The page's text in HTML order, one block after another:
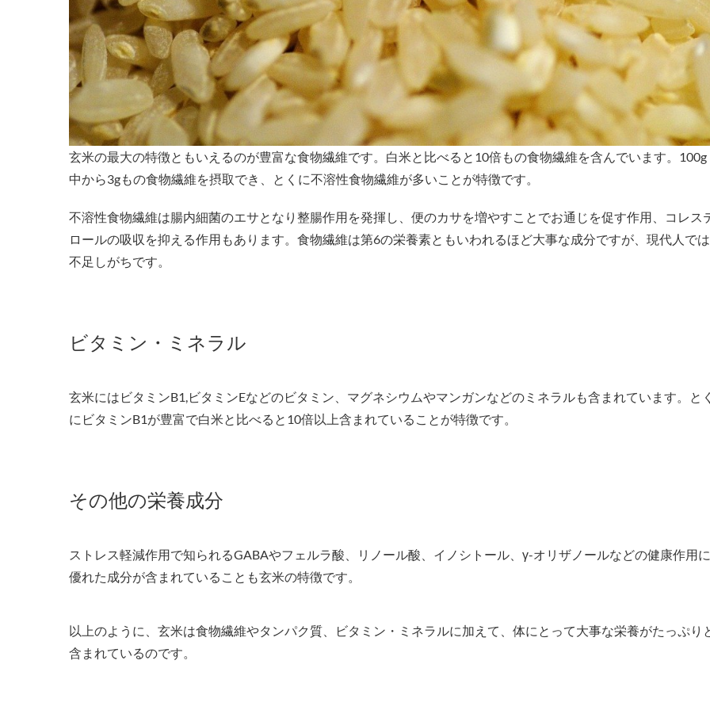
玄米の最大の特徴ともいえるのが豊富な食物繊維です。白米と比べると10倍もの食物繊維を含んでいます。100g
中から3gもの食物繊維を摂取でき、とくに不溶性食物繊維が多いことが特徴です。
不溶性食物繊維は腸内細菌のエサとなり整腸作用を発揮し、便のカサを増やすことでお通じを促す作用、コレス
ロールの吸収を抑える作用もあります。食物繊維は第6の栄養素ともいわれるほど大事な成分ですが、現代人では
不足しがちです。
ビタミン・ミネラル
玄米にはビタミンB1,ビタミンEなどのビタミン、マグネシウムやマンガンなどのミネラルも含まれています。と
にビタミンB1が豊富で白米と比べると10倍以上含まれていることが特徴です。
その他の栄養成分
ストレス軽減作用で知られるGABAやフェルラ酸、リノール酸、イノシトール、γ-オリザノールなどの健康作用に
優れた成分が含まれていることも玄米の特徴です。
以上のように、玄米は食物繊維やタンパク質、ビタミン・ミネラルに加えて、体にとって大事な栄養がたっぷり
含まれているのです。